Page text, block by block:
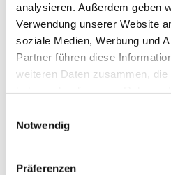
analysieren. Außerdem geben
Verwendung unserer Website
soziale Medien, Werbung und
Partner führen diese
weiteren Daten zusammen,
Notwendig
Präferenzen
Postanschrift:
Social & Sustainable
Facilitating
Transformation &